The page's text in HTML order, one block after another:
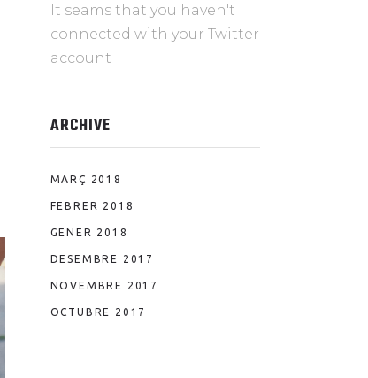
It seams that you haven't
connected with your Twitter
account
ARCHIVE
MARÇ 2018
FEBRER 2018
GENER 2018
DESEMBRE 2017
NOVEMBRE 2017
OCTUBRE 2017